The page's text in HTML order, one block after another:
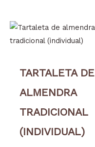
TARTALETA DE
ALMENDRA
TRADICIONAL
(INDIVIDUAL)